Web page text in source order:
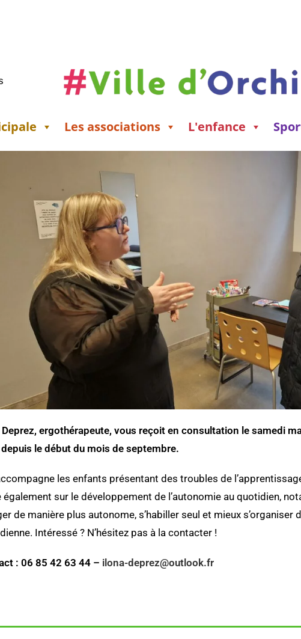
Les associations L'enfance
ergothérapeute, vous reçoit en consultation le samedi
le début du mois de septembre.
les enfants présentant des troubles de
également sur le développement de l’autonomie au quotidien,
de manière plus autonome, s’habiller seul et mieux s’organiser
Intéressé ? N’hésitez pas à la contacter !
: 06 85 42 63 44 – ilona-deprez@outlook.fr